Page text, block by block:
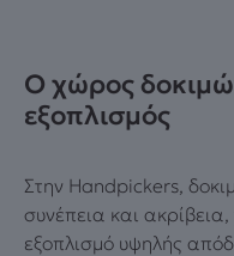
Ο χώρος
εξοπλισμός
Στην Handpickers,
συνέπεια και
εξοπλισμό υψηλής